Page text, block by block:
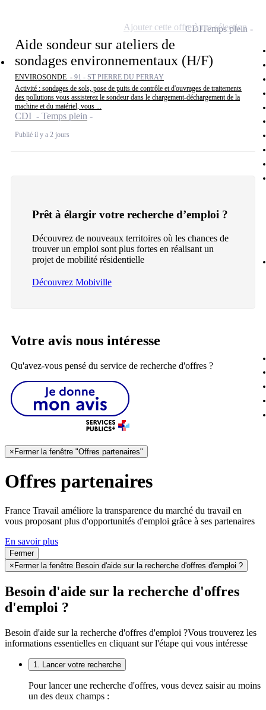
Aide sondeur sur ateliers de
sondages environnementaux (H/F)
ENVIROSONDE - 91 - ST PIERRE DU PERRAY
Activité : sondages de sols, pose de puits de contrôle et d'ouvrages de traitements
des pollutions vous assisterez le sondeur dans le chargement-déchargement de la
machine et du matériel, vous ...
CDI - Temps plein
Publié il y a 2 jours
CDITemps plein
Ajouter cette offre à ma sélection
Prêt à élargir votre recherche d’emploi ?
Découvrez de nouveaux territoires où les chances de
trouver un emploi sont plus fortes en réalisant un
projet de mobilité résidentielle
Découvrez Mobiville
Votre avis nous intéresse
Qu'avez-vous pensé du service de recherche d'offres ?
× Fermer la fenêtre "Offres partenaires"
Offres partenaires
France Travail améliore la transparence du marché du travail en
vous proposant plus d'opportunités d'emploi grâce à ses partenaires
En savoir plus
Fermer
× Fermer la fenêtre Besoin d'aide sur la recherche d'offres d'emploi ?
Besoin d'aide sur la recherche d'offres
d'emploi ?
Besoin d'aide sur la recherche d'offres d'emploi ?Vous trouverez les
informations essentielles en cliquant sur l'étape qui vous intéresse
1. Lancer votre recherche
Pour lancer une recherche d'offres, vous devez saisir au moins
un des deux champs :